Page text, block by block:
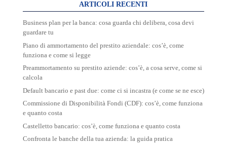
ARTICOLI RECENTI
Business plan per la banca: cosa guarda chi delibera, cosa devi
guardare tu
Piano di ammortamento del prestito aziendale: cos’è, come
funziona e come si legge
Preammortamento su prestito aziende: cos’è, a cosa serve, come si
calcola
Default bancario e past due: come ci si incastra (e come se ne esce)
Commissione di Disponibilità Fondi (CDF): cos’è, come funziona
e quanto costa
Castelletto bancario: cos’è, come funziona e quanto costa
Confronta le banche della tua azienda: la guida pratica